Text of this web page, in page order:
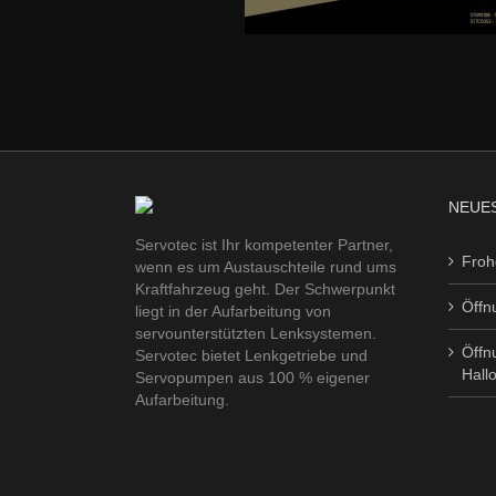
Servotec ist Ihr kompetenter Partner,
wenn es um Austauschteile rund ums
Kraftfahrzeug geht. Der Schwerpunkt
liegt in der Aufarbeitung von
servounterstützten Lenksystemen.
Servotec bietet Lenkgetriebe und
Servopumpen aus 100 % eigener
Aufarbeitung.